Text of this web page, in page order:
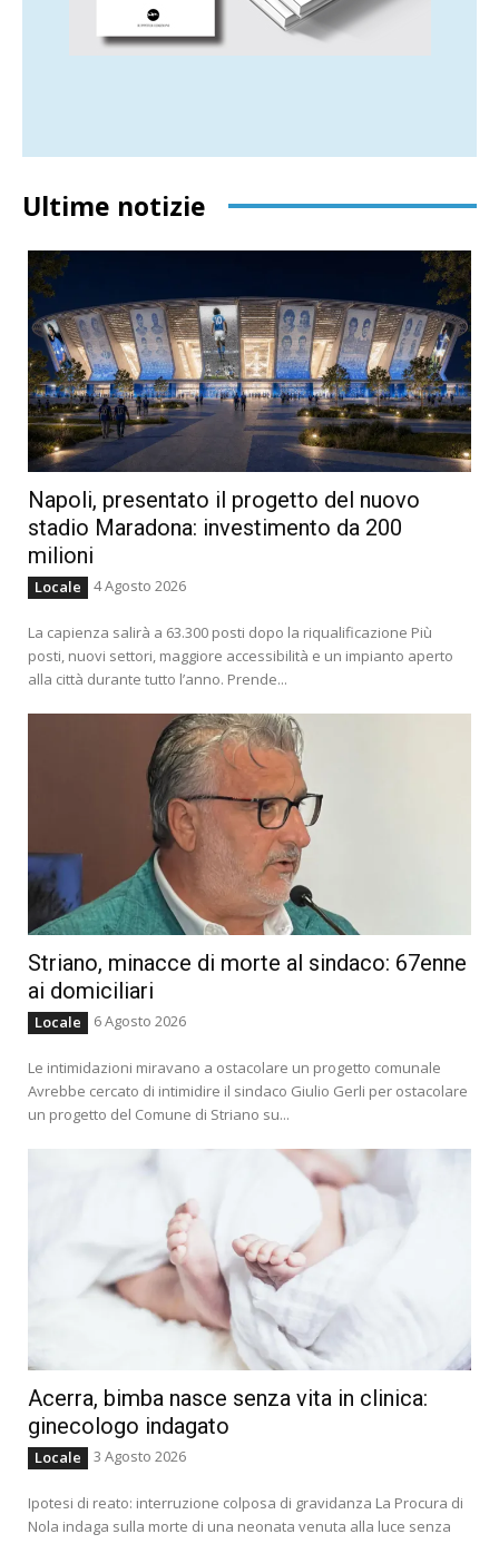
Ultime notizie
Napoli, presentato il progetto del nuovo
stadio Maradona: investimento da 200
milioni
Locale 4 Agosto 2026
La capienza salirà a 63.300 posti dopo la riqualificazione Più
posti, nuovi settori, maggiore accessibilità e un impianto aperto
alla città durante tutto l’anno. Prende...
Striano, minacce di morte al sindaco: 67enne
ai domiciliari
Locale 6 Agosto 2026
Le intimidazioni miravano a ostacolare un progetto comunale
Avrebbe cercato di intimidire il sindaco Giulio Gerli per ostacolare
un progetto del Comune di Striano su...
Acerra, bimba nasce senza vita in clinica:
ginecologo indagato
Locale 3 Agosto 2026
Ipotesi di reato: interruzione colposa di gravidanza La Procura di
Nola indaga sulla morte di una neonata venuta alla luce senza